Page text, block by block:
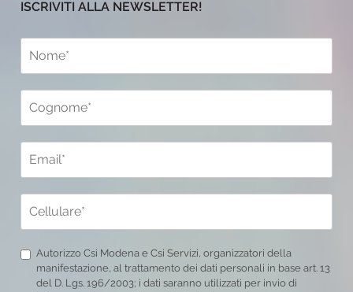
ISCRIVITI ALLA NEWSLETTER!
Autorizzo Csi Modena e Csi Servizi, organizzatori della
manifestazione, al trattamento dei dati personali in base art. 13
del D. Lgs. 196/2003; i dati saranno utilizzati per invio di